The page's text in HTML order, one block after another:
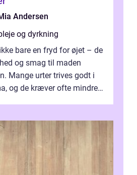
Andersen
og dyrkning
bare en fryd for øjet – de
og smag til maden
Mange urter trives godt i
og de kræver ofte mindre